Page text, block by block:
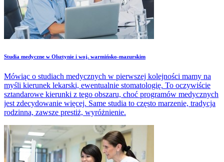
Studia medyczne w Olsztynie i woj. warmińsko-mazurskim
Mówiąc o studiach medycznych w pierwszej kolejności mamy na
myśli kierunek lekarski, ewentualnie stomatologię. To oczywiście
sztandarowe kierunki z tego obszaru, choć programów medycznych
jest zdecydowanie więcej. Same studia to często marzenie, tradycja
rodzinna, zawsze prestiż, wyróżnienie.